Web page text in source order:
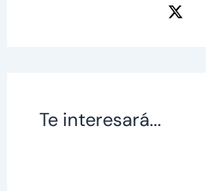
Te interesará...